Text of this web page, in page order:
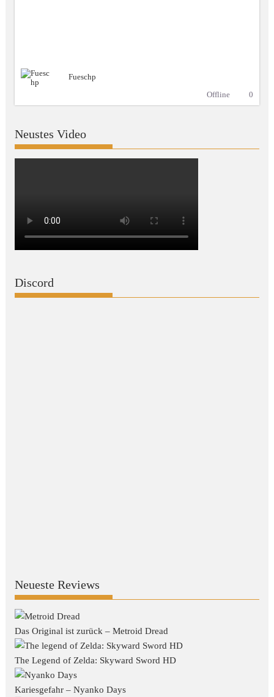
Fueschp
Offline
0
Neustes Video
Discord
Neueste Reviews
Das Original ist zurück – Metroid Dread
The Legend of Zelda: Skyward Sword HD
Kariesgefahr – Nyanko Days